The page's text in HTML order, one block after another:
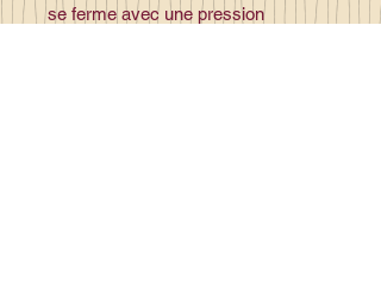
se ferme avec une pression